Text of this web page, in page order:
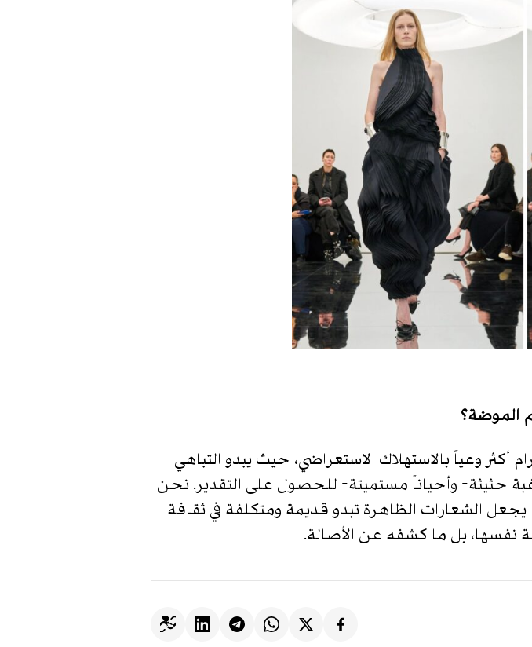
الموضة؟
وعياً بالاستهلاك الاستعراضي، حيث يبدو التباهي
حثيثة- وأحياناً مستميتة- للحصول على التقدير. نحن
يجعل الشعارات الظاهرة تبدو قديمة ومتكلفة في ثقافة
نفسها، بل ما كشفه عن الأصالة.